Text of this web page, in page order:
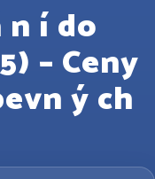
n í do
– Ceny
ý ch